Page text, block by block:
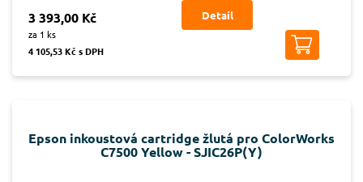
3 393,00 Kč
za 1 ks
4 105,53 Kč s DPH
Detail
Epson inkoustová cartridge žlutá pro ColorWorks
C7500 Yellow - SJIC26P(Y)